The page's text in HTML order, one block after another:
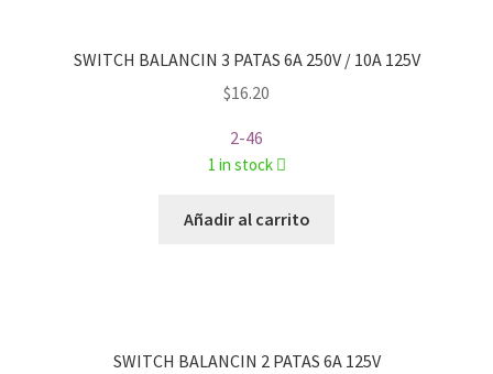
SWITCH BALANCIN 3 PATAS 6A 250V / 10A 125V
$16.20
2-46
1 in stock
Añadir al carrito
SWITCH BALANCIN 2 PATAS 6A 125V